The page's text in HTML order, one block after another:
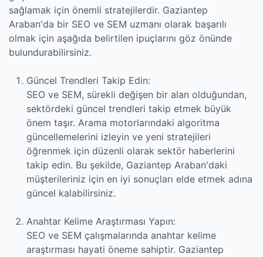
sağlamak için önemli stratejilerdir. Gaziantep
Araban'da bir SEO ve SEM uzmanı olarak başarılı
olmak için aşağıda belirtilen ipuçlarını göz önünde
bulundurabilirsiniz.
Güncel Trendleri Takip Edin:
SEO ve SEM, sürekli değişen bir alan olduğundan,
sektördeki güncel trendleri takip etmek büyük
önem taşır. Arama motorlarındaki algoritma
güncellemelerini izleyin ve yeni stratejileri
öğrenmek için düzenli olarak sektör haberlerini
takip edin. Bu şekilde, Gaziantep Araban'daki
müşterileriniz için en iyi sonuçları elde etmek adına
güncel kalabilirsiniz.
Anahtar Kelime Araştırması Yapın:
SEO ve SEM çalışmalarında anahtar kelime
araştırması hayati öneme sahiptir. Gaziantep